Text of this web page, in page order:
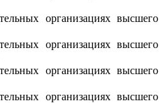
организациях высшего
организациях высшего
организациях высшего
организациях высшего